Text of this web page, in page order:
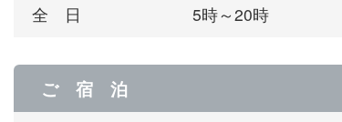
全 日 5時～20時
ご 宿 泊